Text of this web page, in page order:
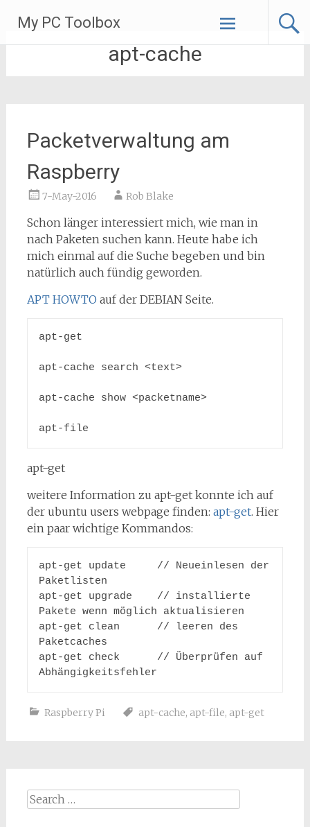
content
My PC Toolbox
apt-cache
Packetverwaltung am
Raspberry
7-May-2016 Rob Blake
Schon länger interessiert mich, wie man in
nach Paketen suchen kann. Heute habe ich
mich einmal auf die Suche begeben und bin
natürlich auch fündig geworden.
APT HOWTO auf der DEBIAN Seite.
apt-get
apt-cache search <text>
apt-cache show <packetname>
apt-file
apt-get
weitere Information zu apt-get konnte ich auf
der ubuntu users webpage finden: apt-get. Hier
ein paar wichtige Kommandos:
apt-get update     // Neueinlesen der
Paketlisten
apt-get upgrade    // installierte
Pakete wenn möglich aktualisieren
apt-get clean      // leeren des
Paketcaches
apt-get check      // Überprüfen auf
Abhängigkeitsfehler
Raspberry Pi apt-cache, apt-file, apt-get
Search